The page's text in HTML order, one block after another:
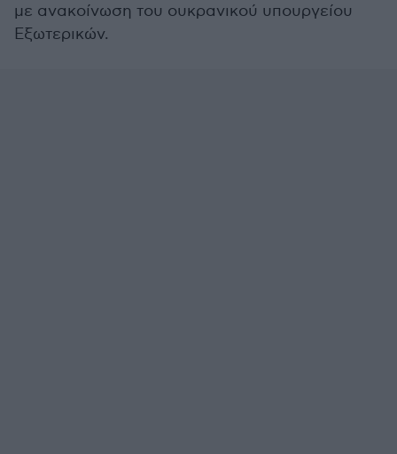
με ανακοίνωση του ουκρανικού υπουργείου
Εξωτερικών.